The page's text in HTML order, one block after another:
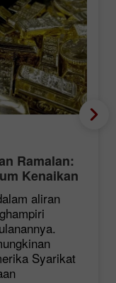
Ramalan:
Kenaikan
aliran
Syarikat